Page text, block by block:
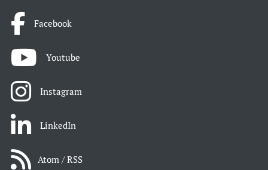
Facebook
Youtube
Instagram
LinkedIn
Atom / RSS